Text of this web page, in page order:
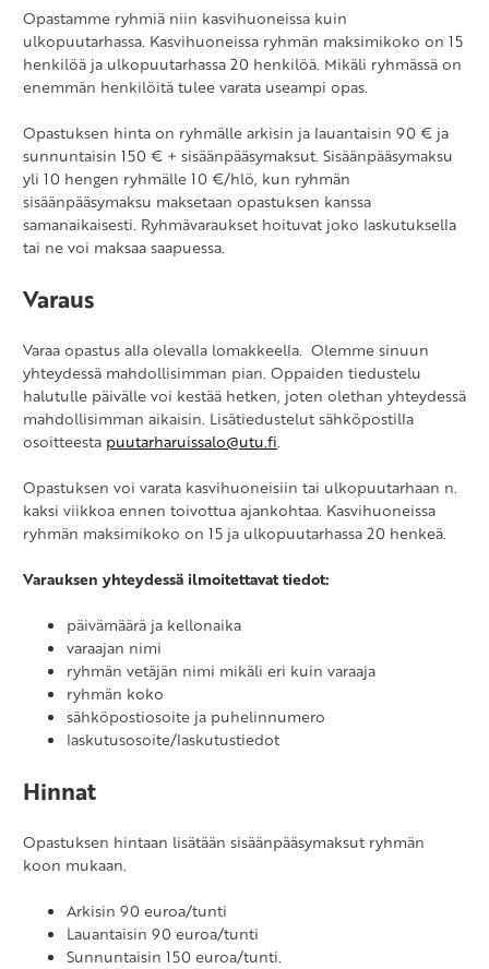
Opastamme ryhmiä niin kasvihuoneissa kuin
ulkopuutarhassa. Kasvihuoneissa ryhmän maksimikoko on 15
henkilöä ja ulkopuutarhassa 20 henkilöä. Mikäli ryhmässä on
enemmän henkilöitä tulee varata useampi opas.
Opastuksen hinta on ryhmälle arkisin ja lauantaisin 90 € ja
sunnuntaisin 150 € + sisäänpääsymaksut. Sisäänpääsymaksu
yli 10 hengen ryhmälle 10 €/hlö, kun ryhmän
sisäänpääsymaksu maksetaan opastuksen kanssa
samanaikaisesti. Ryhmävaraukset hoituvat joko laskutuksella
tai ne voi maksaa saapuessa.
Varaus
Varaa opastus alla olevalla lomakkeella. Olemme sinuun
yhteydessä mahdollisimman pian. Oppaiden tiedustelu
halutulle päivälle voi kestää hetken, joten olethan yhteydessä
mahdollisimman aikaisin. Lisätiedustelut sähköpostilla
osoitteesta puutarharuissalo@utu.fi.
Opastuksen voi varata kasvihuoneisiin tai ulkopuutarhaan n.
kaksi viikkoa ennen toivottua ajankohtaa. Kasvihuoneissa
ryhmän maksimikoko on 15 ja ulkopuutarhassa 20 henkeä.
Varauksen yhteydessä ilmoitettavat tiedot:
päivämäärä ja kellonaika
varaajan nimi
ryhmän vetäjän nimi mikäli eri kuin varaaja
ryhmän koko
sähköpostiosoite ja puhelinnumero
laskutusosoite/laskutustiedot
Hinnat
Opastuksen hintaan lisätään sisäänpääsymaksut ryhmän
koon mukaan.
Arkisin 90 euroa/tunti
Lauantaisin 90 euroa/tunti
Sunnuntaisin 150 euroa/tunti.